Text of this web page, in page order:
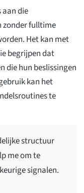
die
fulltime
Het kan met
begrijpen dat
die hun beslissingen
kan het
te
structuur
me om te
signalen.